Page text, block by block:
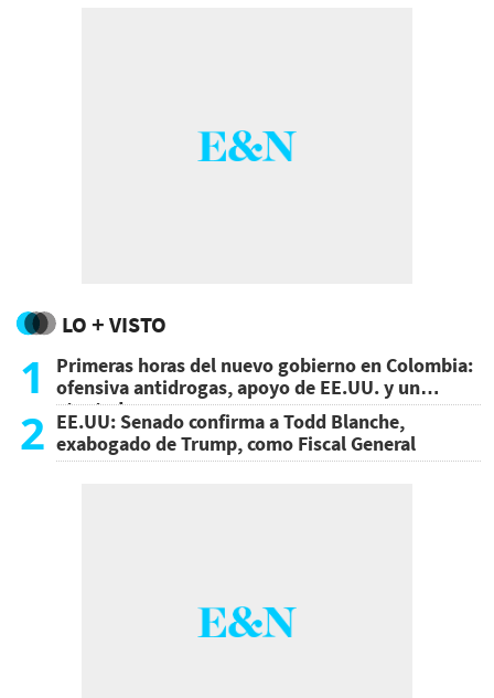
LO + VISTO
1
Primeras horas del nuevo gobierno en Colombia:
ofensiva antidrogas, apoyo de EE.UU. y un
atentado
2 EE.UU: Senado confirma a Todd Blanche,
exabogado de Trump, como Fiscal General